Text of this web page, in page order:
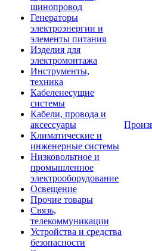
шинопровод
Генераторы
электроэнергии и
элементы питания
Изделия для
электромонтажа
Инструменты,
техника
Кабеленесущие
системы
Кабели, провода и
аксессуары
Климатические и
инженерные системы
Низковольтное и
промышленное
электрооборудование
Освещение
Прочие товары
Связь,
телекоммуникации
Устройства и средства
безопасности